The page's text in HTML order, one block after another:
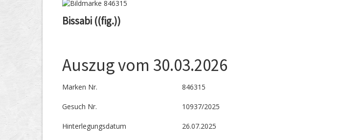
Bissabi ((fig.))
Auszug vom 30.03.2026
Marken Nr. 846315
Gesuch Nr. 10937/2025
Hinterlegungs­datum 26.07.2025